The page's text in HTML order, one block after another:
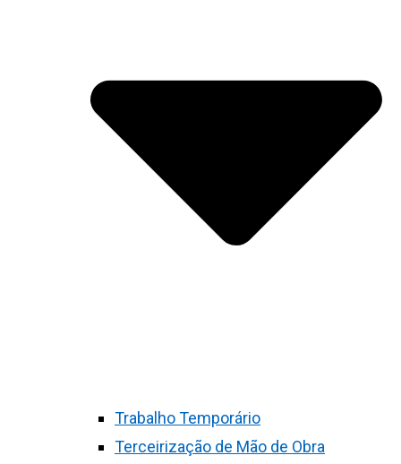
Trabalho Temporário
Terceirização de Mão de Obra